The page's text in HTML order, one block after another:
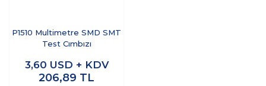
P1510 Multimetre SMD SMT
Test Cımbızı
3,60 USD + KDV
206,89 TL